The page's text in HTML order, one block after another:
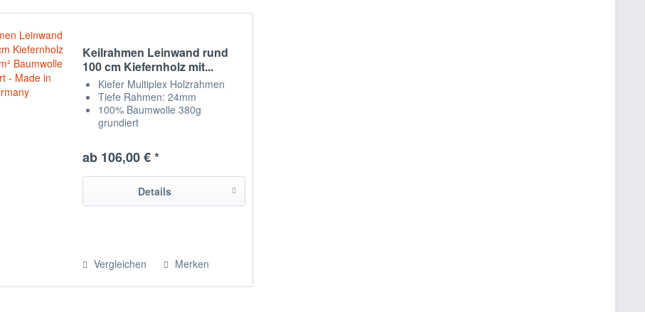
Keilrahmen Leinwand rund
100 cm Kiefernholz mit...
Kiefer Multiplex Holzrahmen
Tiefe Rahmen: 24mm
100% Baumwolle 380g
grundiert
getackert
Leinwand liegt vorn nicht am
Rahmen an
hergestellt in Chemnitz /
ab 106,00 € *
Details
Vergleichen Merken